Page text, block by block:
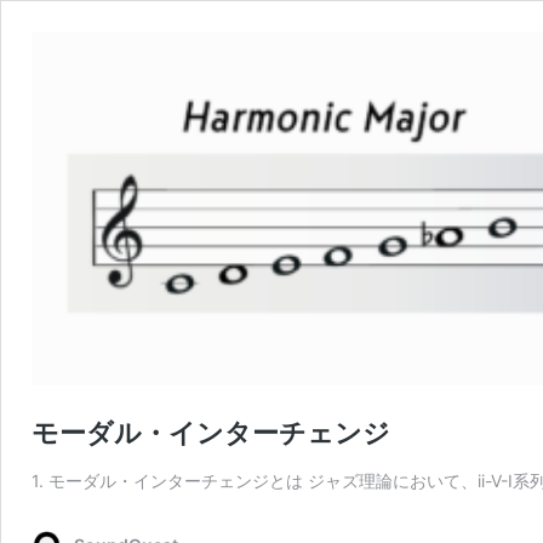
モーダル・インターチェンジ
1. モーダル・インターチェンジとは ジャズ理論において、ii-V-I